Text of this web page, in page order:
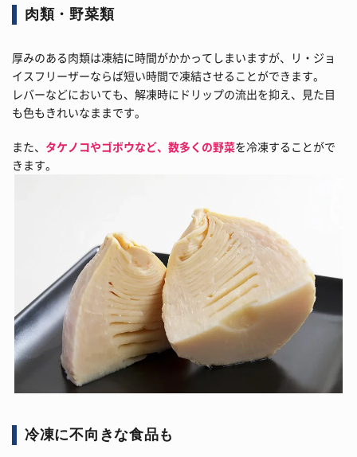
肉類・野菜類
厚みのある肉類は凍結に時間がかかってしまいますが、リ・ジョ
イスフリーザーならば短い時間で凍結させることができます。
レバーなどにおいても、解凍時にドリップの流出を抑え、見た目
も色もきれいなままです。
また、 タケノコやゴボウなど、数多くの野菜を冷凍することがで
きます。
冷凍に不向きな食品も